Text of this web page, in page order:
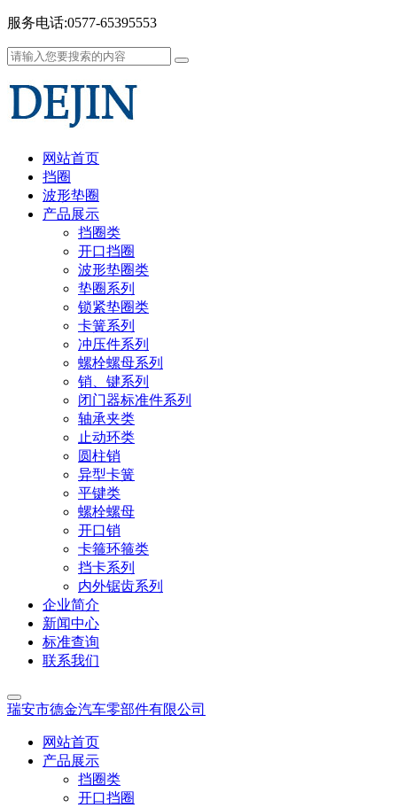
服务电话:0577-65395553
网站首页
挡圈
波形垫圈
产品展示
挡圈类
开口挡圈
波形垫圈类
垫圈系列
锁紧垫圈类
卡簧系列
冲压件系列
螺栓螺母系列
销、键系列
闭门器标准件系列
轴承夹类
止动环类
圆柱销
异型卡簧
平键类
螺栓螺母
开口销
卡箍环箍类
挡卡系列
内外锯齿系列
企业简介
新闻中心
标准查询
联系我们
瑞安市德金汽车零部件有限公司
网站首页
产品展示
挡圈类
开口挡圈